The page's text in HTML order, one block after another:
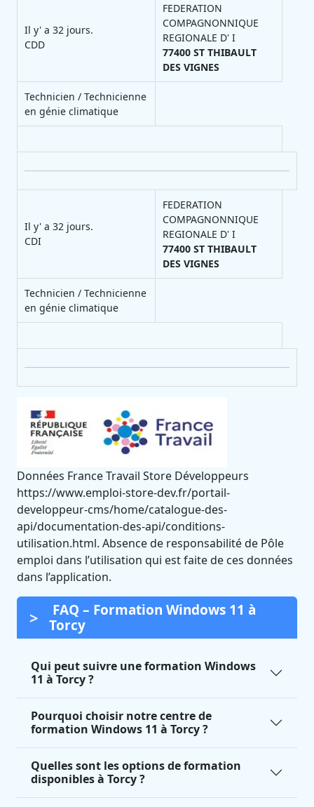
Il y' a 32 jours.
CDD
FEDERATION
COMPAGNONNIQUE
REGIONALE D' I
77400 ST THIBAULT
DES VIGNES
Technicien / Technicienne
en génie climatique
Il y' a 32 jours.
CDI
FEDERATION
COMPAGNONNIQUE
REGIONALE D' I
77400 ST THIBAULT
DES VIGNES
Technicien / Technicienne
en génie climatique
Données France Travail Store Développeurs
https://www.emploi-store-dev.fr/portail-
developpeur-cms/home/catalogue-des-
api/documentation-des-api/conditions-
utilisation.html. Absence de responsabilité de Pôle
emploi dans l’utilisation qui est faite de ces données
dans l’application.
FAQ – Formation Windows 11 à
Torcy
Qui peut suivre une formation Windows
11 à Torcy ?
Pourquoi choisir notre centre de
formation Windows 11 à Torcy ?
Quelles sont les options de formation
disponibles à Torcy ?